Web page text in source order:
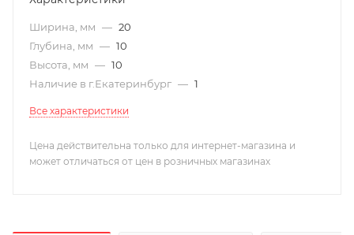
Ширина, мм — 20
Глубина, мм — 10
Высота, мм — 10
Наличие в г.Екатеринбург — 1
Все характеристики
Цена действительна только для интернет-магазина и
может отличаться от цен в розничных магазинах